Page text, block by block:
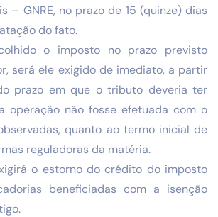
– GNRE, no prazo de 15 (quinze) dias
do fato.
o imposto no prazo previsto
será ele exigido de imediato, a partir
prazo em que o tributo deveria ter
operação não fosse efetuada com o
quanto ao termo inicial de
reguladoras da matéria.
o estorno do crédito do imposto
beneficiadas com a isenção